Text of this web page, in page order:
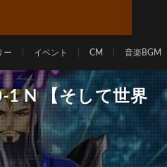
ー イベント CM 音楽BGM
1 N 【そして世界